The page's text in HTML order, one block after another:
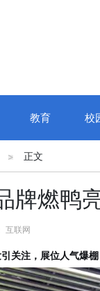
教育 校
正文
牌燃鸭
互联网
关注，展位人气爆棚